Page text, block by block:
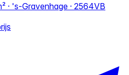
· 's-Gravenhage · 2564VB